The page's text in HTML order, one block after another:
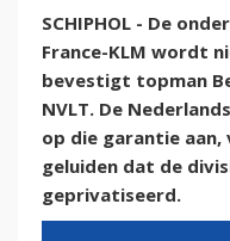
SCHIPHOL - De
France-KLM wordt
bevestigt topman
NVLT. De
op die garantie aan,
geluiden dat de
geprivatiseerd.